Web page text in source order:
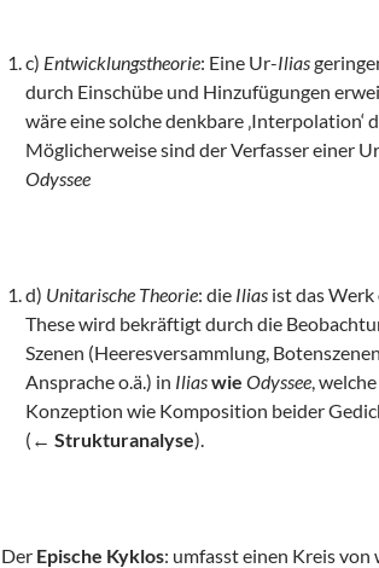
c) Entwicklungstheorie: Eine Ur-Ilias
durch Einschübe und Hinzufügungen
wäre eine solche denkbare ‚Interpolation‘
Möglicherweise sind der Verfasser einer
Odyssee
d) Unitarische Theorie: die Ilias ist das Werk
These wird bekräftigt durch die
Szenen (Heeresversammlung,
Ansprache o.ä.) in Iliaswie Odyssee,
Konzeption wie Komposition beider
(← Strukturanalyse).
Der Epische Kyklos: umfasst einen Kreis von